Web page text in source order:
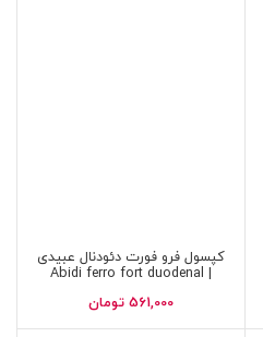
کپسول فرو فورت دئودنال عبیدی
561,000 تومان